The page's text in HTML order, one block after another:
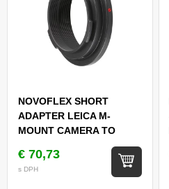
NOVOFLEX SHORT
ADAPTER LEICA M-
MOUNT CAMERA TO
NOVOFLEX A-MOUNT
(LEMA-K EN)
€ 70,73
s DPH